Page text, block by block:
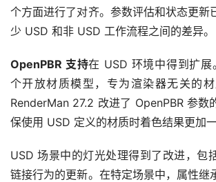
个方面进行了对齐。参数评估和状态更新
少 USD 和非 USD 工作流程之间的差异。
OpenPBR 支持在 USD 环境中得到扩展
个开放材质模型，专为渲染器无关的材
RenderMan 27.2 改进了 OpenPBR 参数
保使用 USD 定义的材质时着色结果更加一
USD 场景中的灯光处理得到了改进，包
链接行为的更新。在特定场景中，属性继